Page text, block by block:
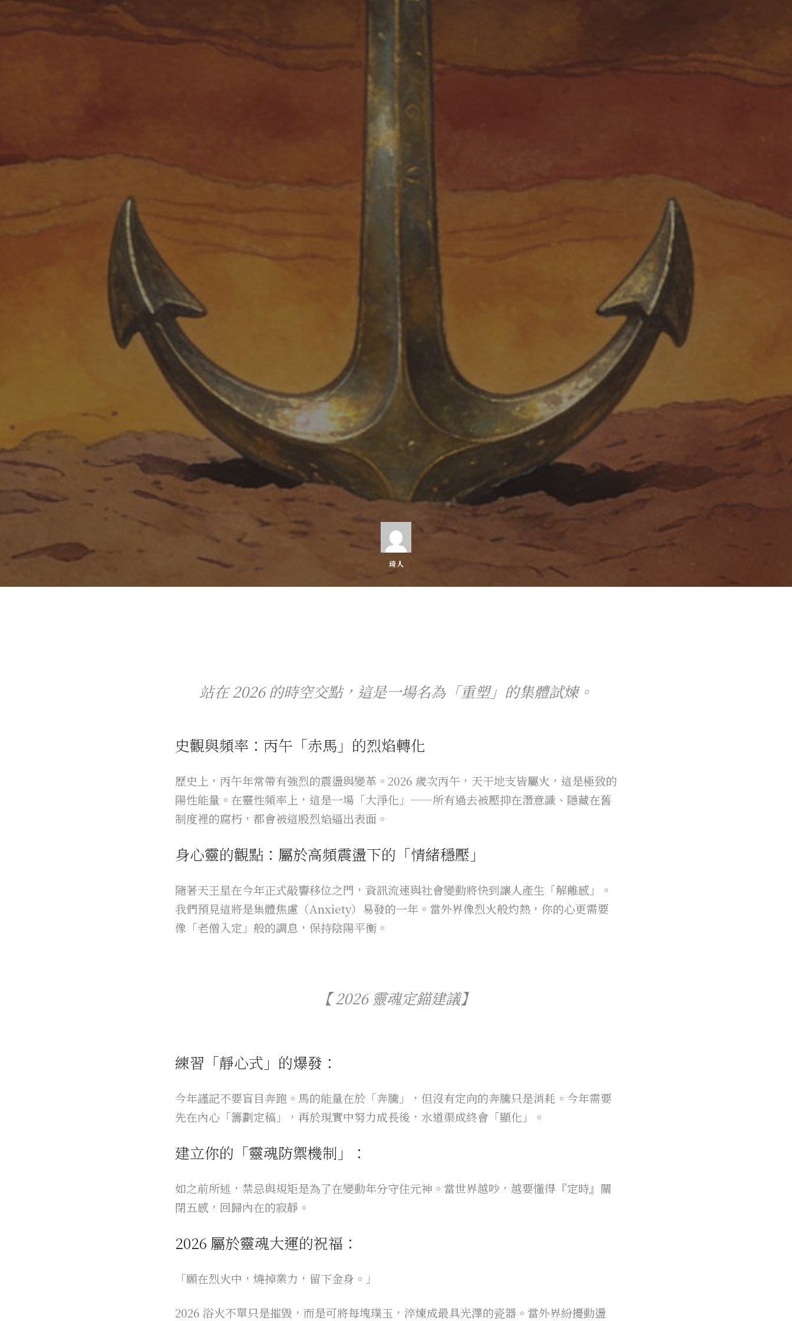
琦人
站在 2026 的時空交點，這是一場名為「重塑」的集體試煉。
史觀與頻率：丙午「赤馬」的烈焰轉化
歷史上，丙午年常帶有強烈的震盪與變革。2026 歲次丙午，天干地支皆屬火，這是極致的
陽性能量。在靈性頻率上，這是一場「大淨化」——所有過去被壓抑在潛意識、隱藏在舊
制度裡的腐朽，都會被這股烈焰逼出表面。
身心靈的觀點：屬於高頻震盪下的「情緒穩壓」
隨著天王星在今年正式敲響移位之門，資訊流速與社會變動將快到讓人產生「解離感」。
我們預見這將是集體焦慮（Anxiety）易發的一年。當外界像烈火般灼熱，你的心更需要
像「老僧入定」般的調息，保持陰陽平衡。
【 2026 靈魂定錨建議】
練習「靜心式」的爆發：
今年謹記不要盲目奔跑。馬的能量在於「奔騰」，但沒有定向的奔騰只是消耗。今年需要
先在內心「籌劃定稿」，再於現實中努力成長後，水道渠成終會「顯化」。
建立你的「靈魂防禦機制」：
如之前所述，禁忌與規矩是為了在變動年分守住元神。當世界越吵，越要懂得『定時』關
閉五感，回歸內在的寂靜。
2026 屬於靈魂大運的祝福：
「願在烈火中，燒掉業力，留下金身。」
2026 浴火不單只是摧毀，而是可將每塊璞玉，淬煉成最具光澤的瓷器。當外界紛擾動盪